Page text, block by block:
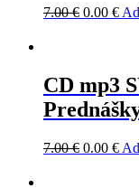
7.00€ 0.00 €
CD mp3
7.00€ 0.00 €